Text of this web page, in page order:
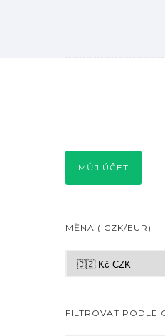
MŮJ ÚČET
MĚNA ( CZK/EUR)
FILTROVAT PODLE